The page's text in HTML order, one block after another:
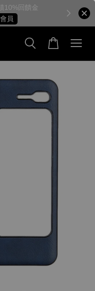
10%回饋金
員